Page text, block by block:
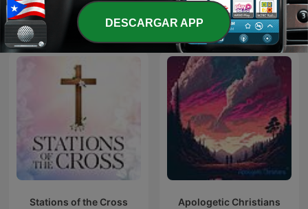
Evangelio meditado y
explicado
Tro på Gud
Stations of the Cross Apologetic Christians
DESCARGAR APP